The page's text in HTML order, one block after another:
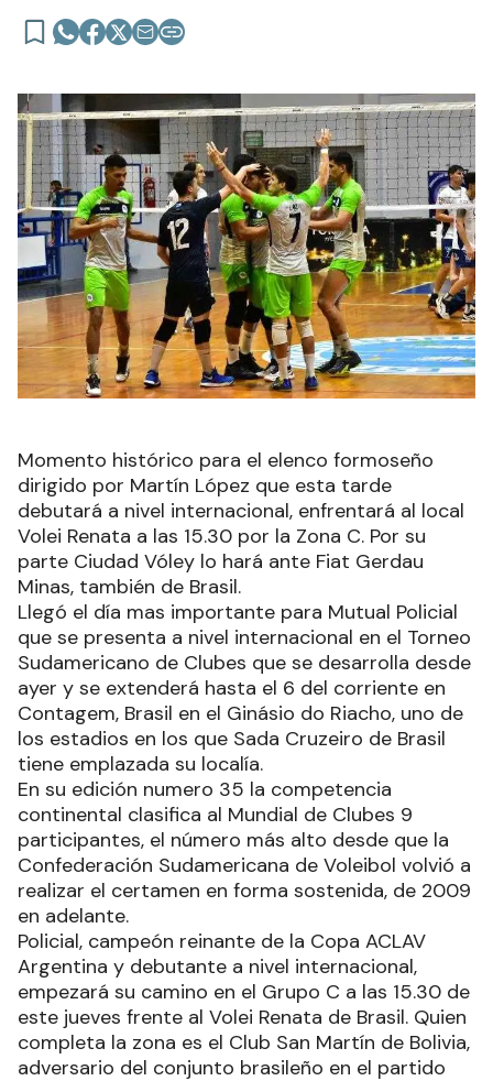
Momento histórico para el elenco formoseño
dirigido por Martín López que esta tarde
debutará a nivel internacional, enfrentará al local
Volei Renata a las 15.30 por la Zona C. Por su
parte Ciudad Vóley lo hará ante Fiat Gerdau
Minas, también de Brasil.
Llegó el día mas importante para Mutual Policial
que se presenta a nivel internacional en el Torneo
Sudamericano de Clubes que se desarrolla desde
ayer y se extenderá hasta el 6 del corriente en
Contagem, Brasil en el Ginásio do Riacho, uno de
los estadios en los que Sada Cruzeiro de Brasil
tiene emplazada su localía.
En su edición numero 35 la competencia
continental clasifica al Mundial de Clubes 9
participantes, el número más alto desde que la
Confederación Sudamericana de Voleibol volvió a
realizar el certamen en forma sostenida, de 2009
en adelante.
Policial, campeón reinante de la Copa ACLAV
Argentina y debutante a nivel internacional,
empezará su camino en el Grupo C a las 15.30 de
este jueves frente al Volei Renata de Brasil. Quien
completa la zona es el Club San Martín de Bolivia,
adversario del conjunto brasileño en el partido